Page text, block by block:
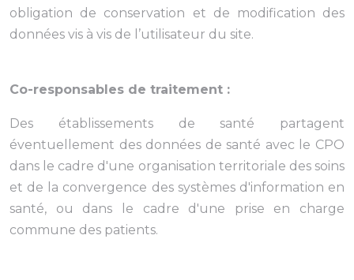
obligation de conservation et de modification des
données vis à vis de l’utilisateur du site.
Co-responsables de traitement :
Des établissements de santé partagent
éventuellement des données de santé avec le CPO
dans le cadre d'une organisation territoriale des soins
et de la convergence des systèmes d'information en
santé, ou dans le cadre d'une prise en charge
commune des patients.